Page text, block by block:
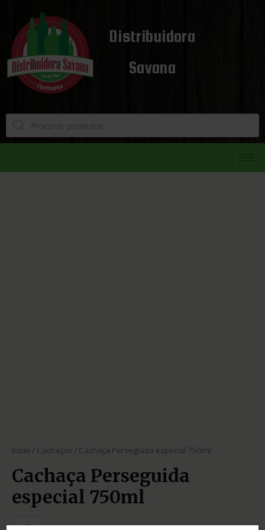
Distribuidora
Savana
Início / Cachaças / Cachaça Perseguida especial 750ml
Cachaça Perseguida
especial 750ml